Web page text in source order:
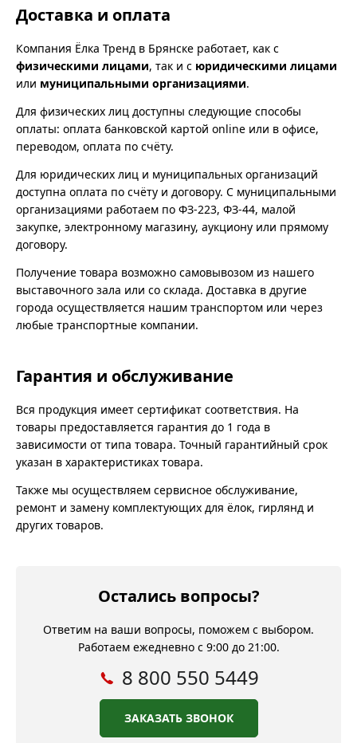
Доставка и оплата
Компания Ёлка Тренд в Брянске работает, как с
физическими лицами, так и с юридическими лицами
или муниципальными организациями.
Для физических лиц доступны следующие способы
оплаты: оплата банковской картой online или в офисе,
переводом, оплата по счёту.
Для юридических лиц и муниципальных организаций
доступна оплата по счёту и договору. С муниципальными
организациями работаем по ФЗ-223, ФЗ-44, малой
закупке, электронному магазину, аукциону или прямому
договору.
Получение товара возможно самовывозом из нашего
выставочного зала или со склада. Доставка в другие
города осуществляется нашим транспортом или через
любые транспортные компании.
Гарантия и обслуживание
Вся продукция имеет сертификат соответствия. На
товары предоставляется гарантия до 1 года в
зависимости от типа товара. Точный гарантийный срок
указан в характеристиках товара.
Также мы осуществляем сервисное обслуживание,
ремонт и замену комплектующих для ёлок, гирлянд и
других товаров.
Остались вопросы?
Ответим на ваши вопросы, поможем с выбором.
Работаем ежедневно с 9:00 до 21:00.
8 800 550 5449
ЗАКАЗАТЬ ЗВОНОК